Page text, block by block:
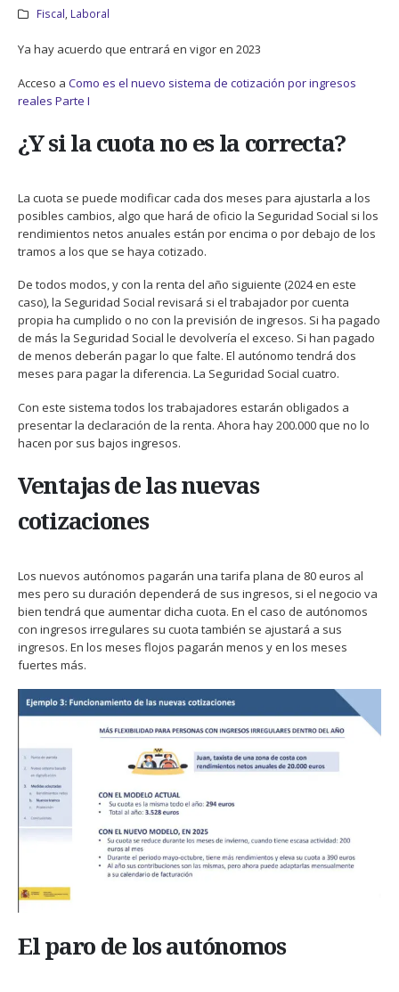
Fiscal, Laboral
Ya hay acuerdo que entrará en vigor en 2023
Acceso a Como es el nuevo sistema de cotización por ingresos
reales Parte I
¿Y si la cuota no es la correcta?
La cuota se puede modificar cada dos meses para ajustarla a los
posibles cambios, algo que hará de oficio la Seguridad Social si los
rendimientos netos anuales están por encima o por debajo de los
tramos a los que se haya cotizado.
De todos modos, y con la renta del año siguiente (2024 en este
caso), la Seguridad Social revisará si el trabajador por cuenta
propia ha cumplido o no con la previsión de ingresos. Si ha pagado
de más la Seguridad Social le devolvería el exceso. Si han pagado
de menos deberán pagar lo que falte. El autónomo tendrá dos
meses para pagar la diferencia. La Seguridad Social cuatro.
Con este sistema todos los trabajadores estarán obligados a
presentar la declaración de la renta. Ahora hay 200.000 que no lo
hacen por sus bajos ingresos.
Ventajas de las nuevas
cotizaciones
Los nuevos autónomos pagarán una tarifa plana de 80 euros al
mes pero su duración dependerá de sus ingresos, si el negocio va
bien tendrá que aumentar dicha cuota. En el caso de autónomos
con ingresos irregulares su cuota también se ajustará a sus
ingresos. En los meses flojos pagarán menos y en los meses
fuertes más.
El paro de los autónomos